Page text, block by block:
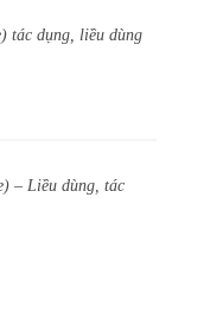
tác dụng, liều dùng
– Liều dùng, tác